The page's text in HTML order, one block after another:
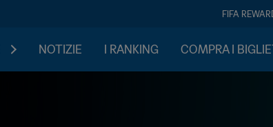
FIFA
NOTIZIE I RANKING COMPRA I